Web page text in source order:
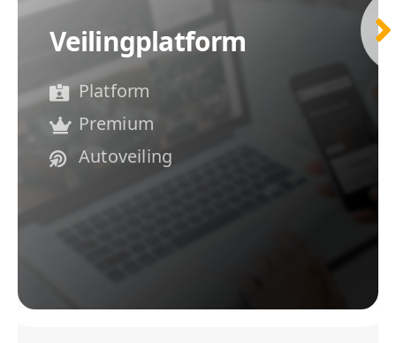
Veilingplatform
Platform
Premium
Autoveiling